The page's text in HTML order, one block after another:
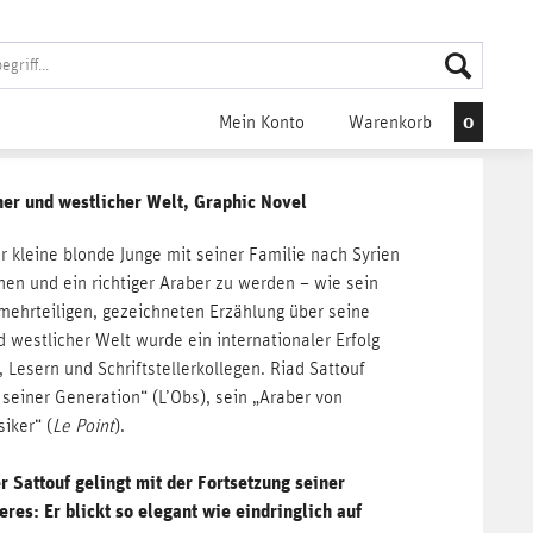
Mein Konto Warenkorb 0
und westlicher Welt, Graphic Novel
kleine blonde Junge mit seiner Familie nach Syrien
und ein richtiger Araber zu werden – wie sein
gezeichneten Erzählung über seine
westlicher Welt wurde ein internationaler Erfolg
und Schriftstellerkollegen. Riad Sattouf
Generation“ (L’Obs), sein „Araber von
(Le Point).
Sattouf gelingt mit der Fortsetzung seiner
Er blickt so elegant wie eindringlich auf